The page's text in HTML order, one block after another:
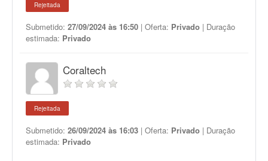
Rejeitada
Submetido: 27/09/2024 às 16:50 | Oferta: Privado | Duração
estimada: Privado
Coraltech
Rejeitada
Submetido: 26/09/2024 às 16:03 | Oferta: Privado | Duração
estimada: Privado